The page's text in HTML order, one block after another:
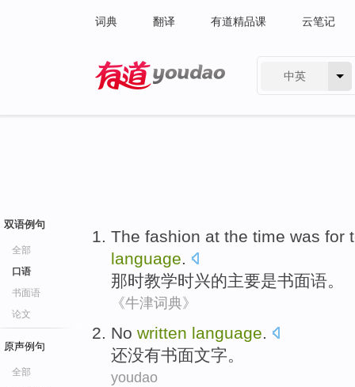
词典 翻译 有道精品课 云笔记
中英
双语例句
全部
口语
书面语
论文
原声例句
全部
The fashion at the time was for
language.
那时教学时兴的主要是书面语。
《牛津词典》
No written language.
还没有书面文字。
youdao